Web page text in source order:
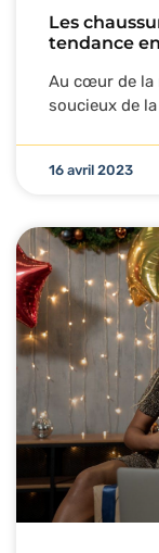
Les
tendance
Au cœur de la
soucieux de
16 avril 2023